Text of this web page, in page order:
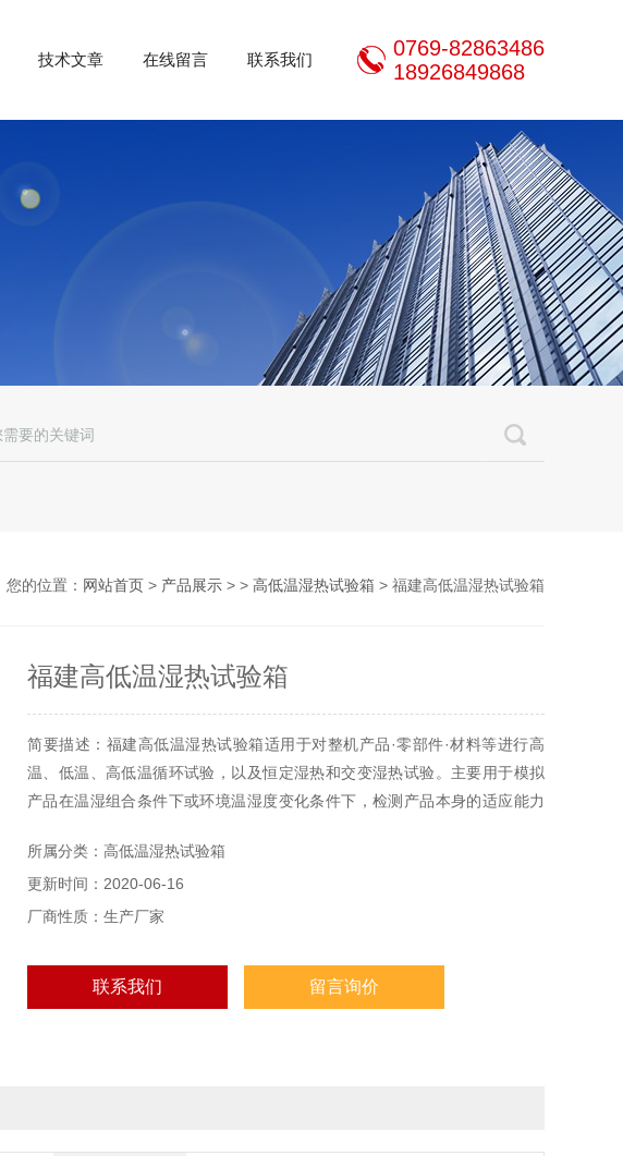
技术文章 在线留言 联系我们
0769-82863486
18926849868
您的位置： 网站首页 > 产品展示 > > 高低温湿热试验箱 > 福建高低温湿热试验箱
福建高低温湿热试验箱
简要描述：福建高低温湿热试验箱适用于对整机产品·零部件·材料等进行高
温、低温、高低温循环试验，以及恒定湿热和交变湿热试验。主要用于模拟
产品在温湿组合条件下或环境温湿度变化条件下，检测产品本身的适应能力
所属分类：高低温湿热试验箱
更新时间：2020-06-16
厂商性质：生产厂家
联系我们 留言询价